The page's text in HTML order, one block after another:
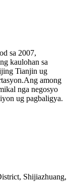
sa 2007,
kaulohan sa
Tianjin ug
among
nga negosyo
ug pagbaligya.
Shijiazhuang,